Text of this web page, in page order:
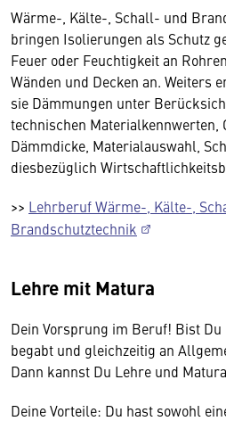
Wärme-, Kälte-, Schall- und
bringen Isolierungen als Schutz
Feuer oder Feuchtigkeit an
Wänden und Decken an. Weiters
sie Dämmungen unter
technischen Materialkennwerten,
Dämmdicke, Materialauswahl,
diesbezüglich
>> Lehrberuf Wärme-, Kälte-,
Brandschutztechnik
Lehre mit Matura
Dein Vorsprung im Beruf! Bist
begabt und gleichzeitig an
Dann kannst Du Lehre und
Deine Vorteile: Du hast sowohl